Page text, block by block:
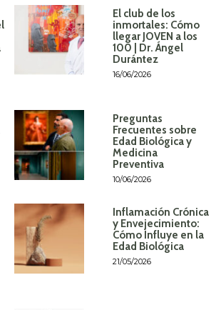
El club de los
inmortales: Cómo
llegar JOVEN a los
100 | Dr. Ángel
Durántez
16/06/2026
Preguntas
Frecuentes sobre
Edad Biológica y
Medicina
Preventiva
10/06/2026
Inflamación Crónica
y Envejecimiento:
Cómo Influye en la
Edad Biológica
21/05/2026